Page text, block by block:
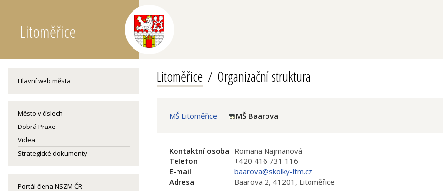
Litoměřice
Hlavní web města
Město v číslech
Dobrá Praxe
Videa
Strategické dokumenty
Portál člena NSZM ČR
Litoměřice Organizační struktura
MŠ Litoměřice - MŠ Baarova
Kontaktní osoba Romana Najmanová
Telefon
+420 416 731 116
E-mail
baarova@skolky-ltm.cz
Adresa
Baarova 2, 41201, Litoměřice